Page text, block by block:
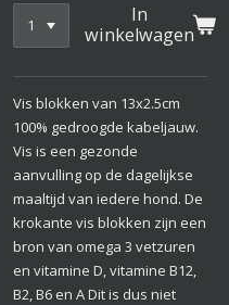
In
winkelwagen
Vis blokken van 13x2.5cm
100% gedroogde kabeljauw.
Vis is een gezonde
aanvulling op de dagelijkse
maaltijd van iedere hond. De
krokante vis blokken zijn een
bron van omega 3 vetzuren
en vitamine D, vitamine B12,
B2, B6 en A Dit is dus niet